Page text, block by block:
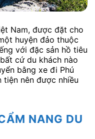
Nam, được đặt cho
huyện đảo thuộc
với đặc sản hồ tiêu
cứ du khách nào
bằng xe đi Phú
tiện nên được nhiều
NANG DU